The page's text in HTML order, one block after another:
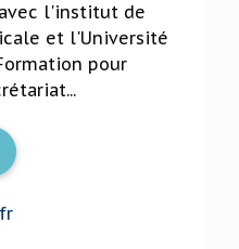
l'institut de
et l'Université
pour